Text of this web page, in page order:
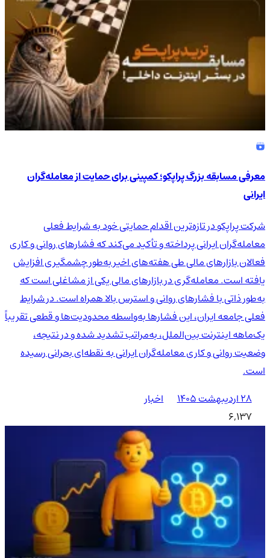
معرفی مسابقه بزرگ پراپکو؛ کمپینی برای حمایت از معامله‌گران
ایرانی
شرکت پراپکو در تازه‌ترین اقدام حمایتی خود به شرایط فعلی
معامله‌گران ایرانی پرداخته و تأکید می‌کند که فشارهای روانی و کاری
فعالان بازارهای مالی طی هفته‌های اخیر به‌طور چشمگیری افزایش
یافته است. معامله‌گری در بازارهای مالی یکی از مشاغلی است که
به‌طور ذاتی با فشارهای روانی و استرس بالا همراه است. در شرایط
فعلی جامعه ایران، این فشارها به‌واسطه محدودیت‌ها و قطعی تقریباً
یک‌ماهه اینترنت بین‌الملل، به‌مراتب تشدید شده و در نتیجه،
وضعیت روانی و کاری معامله‌گران ایرانی به نقطه‌ای بحرانی رسیده
است.
۲۸ اردیبهشت ۱۴۰۵
اخبار
6,137